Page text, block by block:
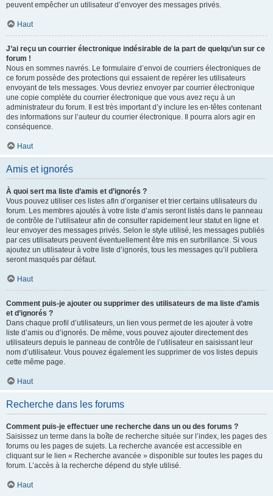
peuvent empêcher un utilisateur d’envoyer des messages privés.
Haut
J’ai reçu un courrier électronique indésirable de la part de quelqu’un sur ce
forum !
Nous en sommes navrés. Le formulaire d’envoi de courriers électroniques de
ce forum possède des protections qui essaient de repérer les utilisateurs
envoyant de tels messages. Vous devriez envoyer par courrier électronique
une copie complète du courrier électronique que vous avez reçu à un
administrateur du forum. Il est très important d’y inclure les en-têtes contenant
des informations sur l’auteur du courrier électronique. Il pourra alors agir en
conséquence.
Haut
Amis et ignorés
À quoi sert ma liste d’amis et d’ignorés ?
Vous pouvez utiliser ces listes afin d’organiser et trier certains utilisateurs du
forum. Les membres ajoutés à votre liste d’amis seront listés dans le panneau
de contrôle de l’utilisateur afin de consulter rapidement leur statut en ligne et
leur envoyer des messages privés. Selon le style utilisé, les messages publiés
par ces utilisateurs peuvent éventuellement être mis en surbrillance. Si vous
ajoutez un utilisateur à votre liste d’ignorés, tous les messages qu’il publiera
seront masqués par défaut.
Haut
Comment puis-je ajouter ou supprimer des utilisateurs de ma liste d’amis
et d’ignorés ?
Dans chaque profil d’utilisateurs, un lien vous permet de les ajouter à votre
liste d’amis ou d’ignorés. De même, vous pouvez ajouter directement des
utilisateurs depuis le panneau de contrôle de l’utilisateur en saisissant leur
nom d’utilisateur. Vous pouvez également les supprimer de vos listes depuis
cette même page.
Haut
Recherche dans les forums
Comment puis-je effectuer une recherche dans un ou des forums ?
Saisissez un terme dans la boîte de recherche située sur l’index, les pages des
forums ou les pages de sujets. La recherche avancée est accessible en
cliquant sur le lien « Recherche avancée » disponible sur toutes les pages du
forum. L’accès à la recherche dépend du style utilisé.
Haut